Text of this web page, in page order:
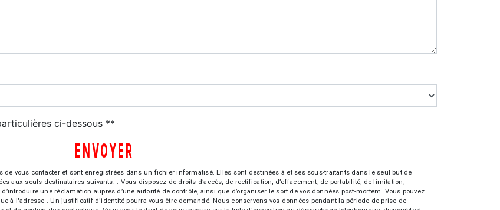
ci-dessous **
ENVOYER
vous contacter et sont enregistrées dans un fichier informatisé. Elles sont destinées à et ses sous-traitants dans le seul but de
aux seuls destinataires suivants: . Vous disposez de droits d’accès, de rectification, d’effacement, de portabilité, de limitation,
une réclamation auprès d’une autorité de contrôle, ainsi que d’organiser le sort de vos données post-mortem. Vous pouvez
à l'adresse . Un justificatif d'identité pourra vous être demandé. Nous conservons vos données pendant la période de prise de